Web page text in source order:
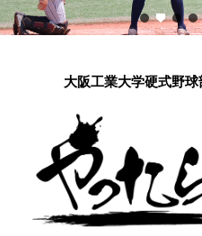
大阪工業大学硬式野